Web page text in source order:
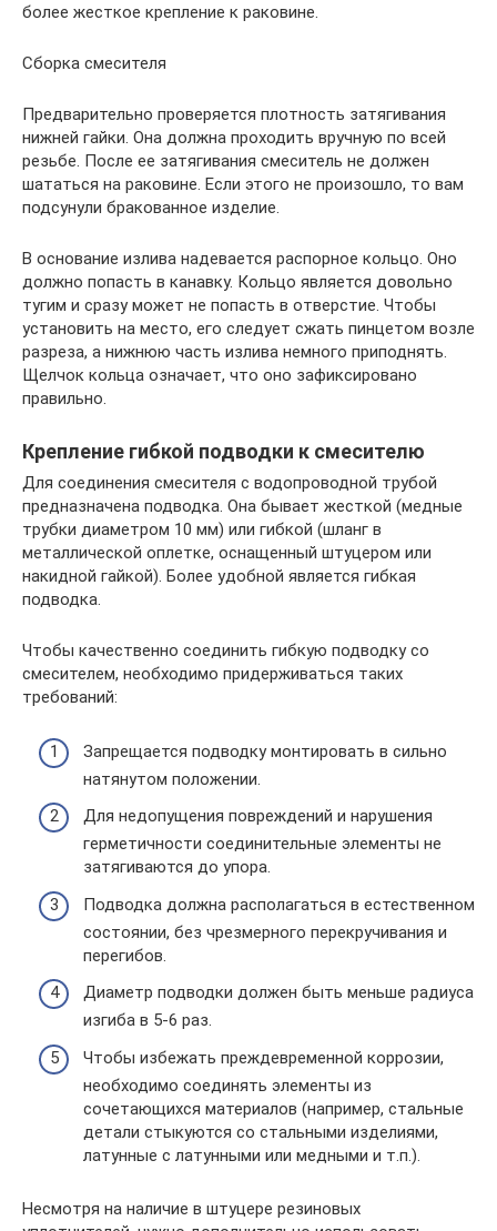
более жесткое крепление к раковине.
Сборка смесителя
Предварительно проверяется плотность затягивания
нижней гайки. Она должна проходить вручную по всей
резьбе. После ее затягивания смеситель не должен
шататься на раковине. Если этого не произошло, то вам
подсунули бракованное изделие.
В основание излива надевается распорное кольцо. Оно
должно попасть в канавку. Кольцо является довольно
тугим и сразу может не попасть в отверстие. Чтобы
установить на место, его следует сжать пинцетом возле
разреза, а нижнюю часть излива немного приподнять.
Щелчок кольца означает, что оно зафиксировано
правильно.
Крепление гибкой подводки к смесителю
Для соединения смесителя с водопроводной трубой
предназначена подводка. Она бывает жесткой (медные
трубки диаметром 10 мм) или гибкой (шланг в
металлической оплетке, оснащенный штуцером или
накидной гайкой). Более удобной является гибкая
подводка.
Чтобы качественно соединить гибкую подводку со
смесителем, необходимо придерживаться таких
требований:
Запрещается подводку монтировать в сильно
натянутом положении.
Для недопущения повреждений и нарушения
герметичности соединительные элементы не
затягиваются до упора.
Подводка должна располагаться в естественном
состоянии, без чрезмерного перекручивания и
перегибов.
Диаметр подводки должен быть меньше радиуса
изгиба в 5-6 раз.
Чтобы избежать преждевременной коррозии,
необходимо соединять элементы из
сочетающихся материалов (например, стальные
детали стыкуются со стальными изделиями,
латунные с латунными или медными и т.п.).
Несмотря на наличие в штуцере резиновых